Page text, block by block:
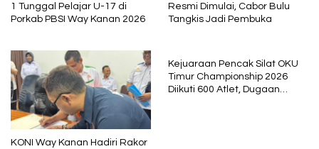
1 Tunggal Pelajar U-17 di
Porkab PBSI Way Kanan 2026
Resmi Dimulai, Cabor Bulu
Tangkis Jadi Pembuka
KONI Way Kanan Hadiri Rakor
Kejuaraan Pencak Silat OKU
Timur Championship 2026
Diikuti 600 Atlet, Dugaan